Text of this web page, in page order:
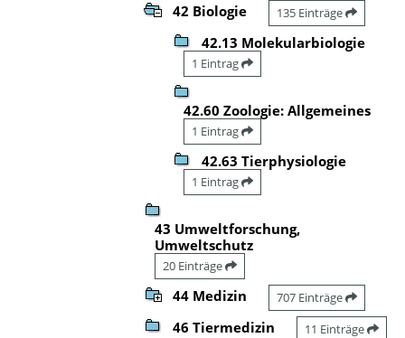
42 Biologie 135 Einträge
42.13 Molekularbiologie
1 Eintrag
42.60 Zoologie: Allgemeines
1 Eintrag
42.63 Tierphysiologie
1 Eintrag
43 Umweltforschung,
Umweltschutz
20 Einträge
44 Medizin 707 Einträge
46 Tiermedizin 11 Einträge